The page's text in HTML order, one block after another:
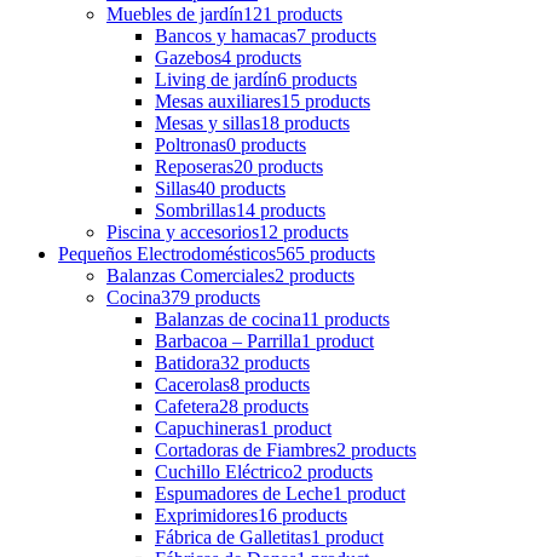
Muebles de jardín121 products
Bancos y hamacas7 products
Gazebos4 products
Living de jardín6 products
Mesas auxiliares15 products
Mesas y sillas18 products
Poltronas0 products
Reposeras20 products
Sillas40 products
Sombrillas14 products
Piscina y accesorios12 products
Pequeños Electrodomésticos565 products
Balanzas Comerciales2 products
Cocina379 products
Balanzas de cocina11 products
Barbacoa – Parrilla1 product
Batidora32 products
Cacerolas8 products
Cafetera28 products
Capuchineras1 product
Cortadoras de Fiambres2 products
Cuchillo Eléctrico2 products
Espumadores de Leche1 product
Exprimidores16 products
Fábrica de Galletitas1 product